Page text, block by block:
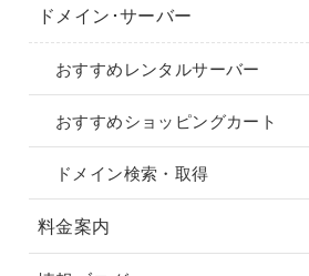
ドメイン･サーバー
おすすめレンタルサーバー
おすすめショッピングカート
ドメイン検索・取得
料金案内